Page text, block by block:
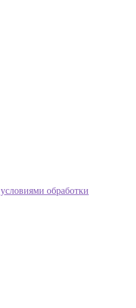
условиями обработки